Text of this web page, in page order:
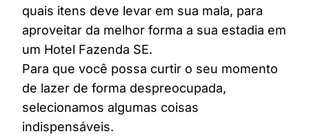
quais itens deve levar em sua mala, para
aproveitar da melhor forma a sua estadia em
um Hotel Fazenda SE.
Para que você possa curtir o seu momento
de lazer de forma despreocupada,
selecionamos algumas coisas
indispensáveis.